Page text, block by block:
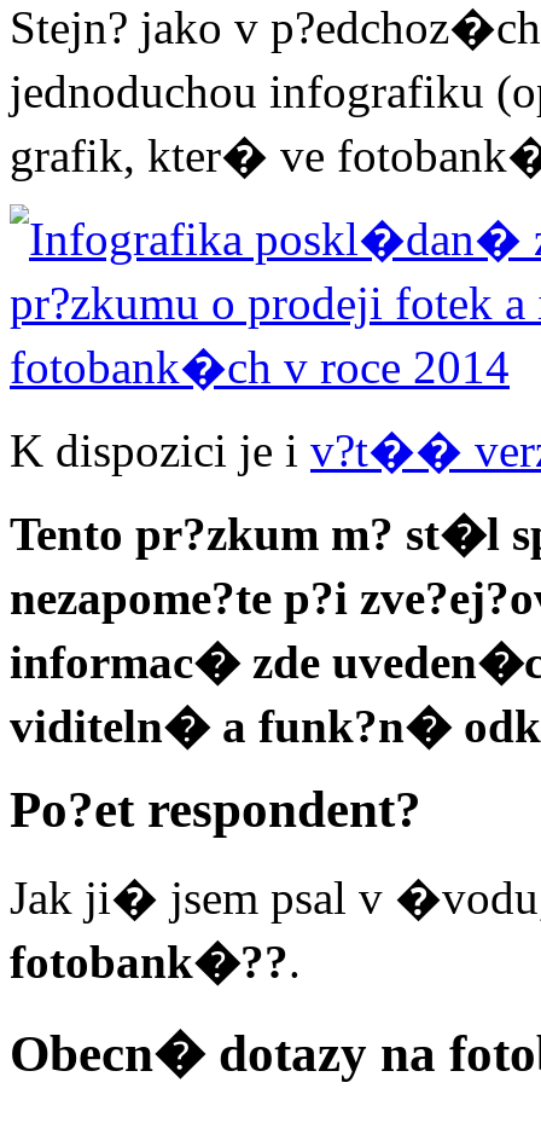
Stejn? jako v
jednoduchou infografiku
grafik, kter� ve
K dispozici je i v?t��
Tento pr?zkum m? st�l
nezapome?te p?i
informac� zde
viditeln� a funk?n�
Po?et respondent?
Jak ji� jsem psal v
fotobank�??.
Obecn� dotazy na